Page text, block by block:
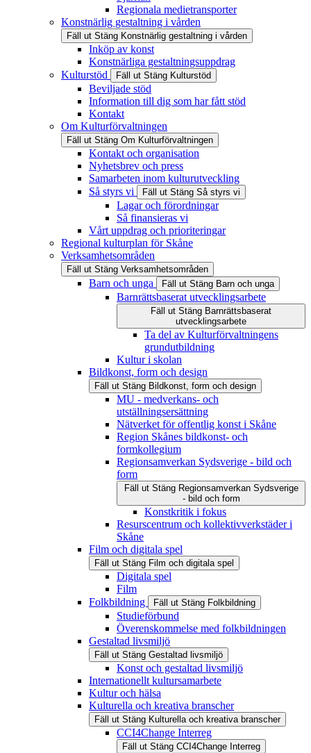
Regionala medietransporter
Konstnärlig gestaltning i vården
Fäll ut Stäng Konstnärlig gestaltning i vården
Inköp av konst
Konstnärliga gestaltningsuppdrag
Kulturstöd
Fäll ut Stäng Kulturstöd
Beviljade stöd
Information till dig som har fått stöd
Kontakt
Om Kulturförvaltningen
Fäll ut Stäng Om Kulturförvaltningen
Kontakt och organisation
Nyhetsbrev och press
Samarbeten inom kulturutveckling
Så styrs vi
Fäll ut Stäng Så styrs vi
Lagar och förordningar
Så finansieras vi
Vårt uppdrag och prioriteringar
Regional kulturplan för Skåne
Verksamhetsområden
Fäll ut Stäng Verksamhetsområden
Barn och unga Fäll ut Stäng Barn och unga
Barnrättsbaserat utvecklingsarbete
Fäll ut Stäng Barnrättsbaserat
utvecklingsarbete
Ta del av Kulturförvaltningens
grundutbildning
Kultur i skolan
Bildkonst, form och design
Fäll ut Stäng Bildkonst, form och design
MU - medverkans- och
utställningsersättning
Nätverket för offentlig konst i Skåne
Region Skånes bildkonst- och
formkollegium
Regionsamverkan Sydsverige - bild och
form
Fäll ut Stäng Regionsamverkan Sydsverige
- bild och form
Konstkritik i fokus
Resurscentrum och kollektivverkstäder i
Skåne
Film och digitala spel
Fäll ut Stäng Film och digitala spel
Digitala spel
Film
Folkbildning
Fäll ut Stäng Folkbildning
Studieförbund
Överenskommelse med folkbildningen
Gestaltad livsmiljö
Fäll ut Stäng Gestaltad livsmiljö
Konst och gestaltad livsmiljö
Internationellt kultursamarbete
Kultur och hälsa
Kulturella och kreativa branscher
Fäll ut Stäng Kulturella och kreativa branscher
CCI4Change Interreg
Fäll ut Stäng CCI4Change Interreg